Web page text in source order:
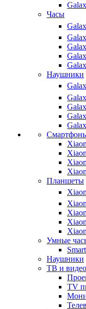
Часы
Наушники
Планшеты
Умные
Наушники
ТВ и
TV